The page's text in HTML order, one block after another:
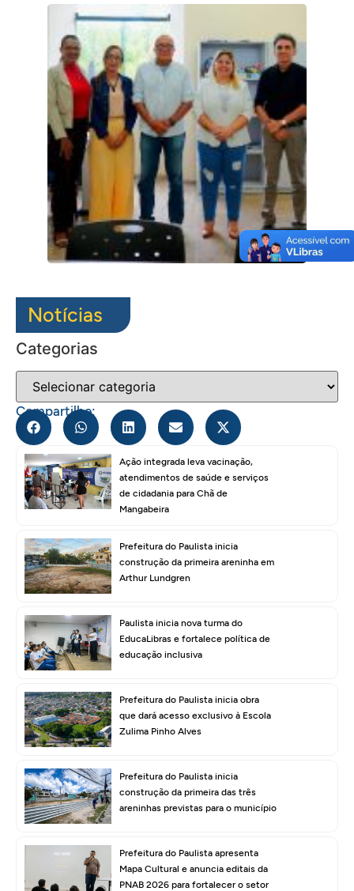
Notícias
Categorias
Compartilhe:
Ação integrada leva vacinação,
atendimentos de saúde e serviços
de cidadania para Chã de
Mangabeira
Prefeitura do Paulista inicia
construção da primeira areninha em
Arthur Lundgren
Paulista inicia nova turma do
EducaLibras e fortalece política de
educação inclusiva
Prefeitura do Paulista inicia obra
que dará acesso exclusivo à Escola
Zulima Pinho Alves
Prefeitura do Paulista inicia
construção da primeira das três
areninhas previstas para o município
Prefeitura do Paulista apresenta
Mapa Cultural e anuncia editais da
PNAB 2026 para fortalecer o setor